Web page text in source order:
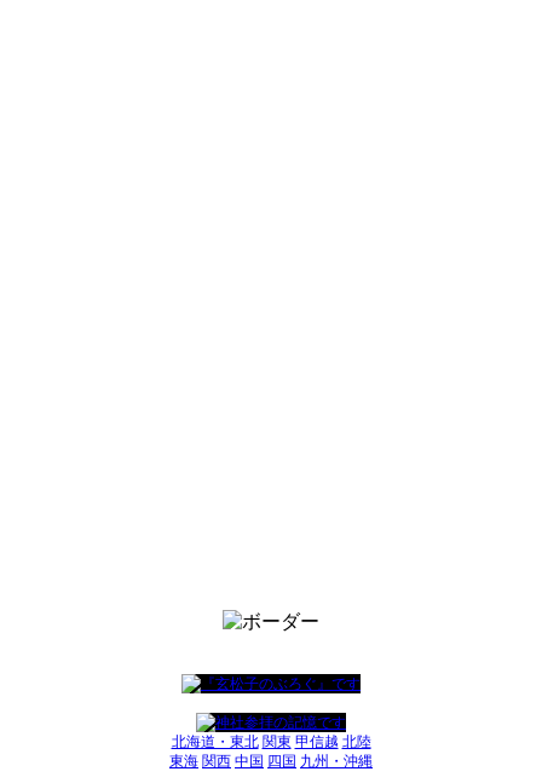
北海道・東北 関東 甲信越 北陸
東海 関西 中国 四国 九州・沖縄